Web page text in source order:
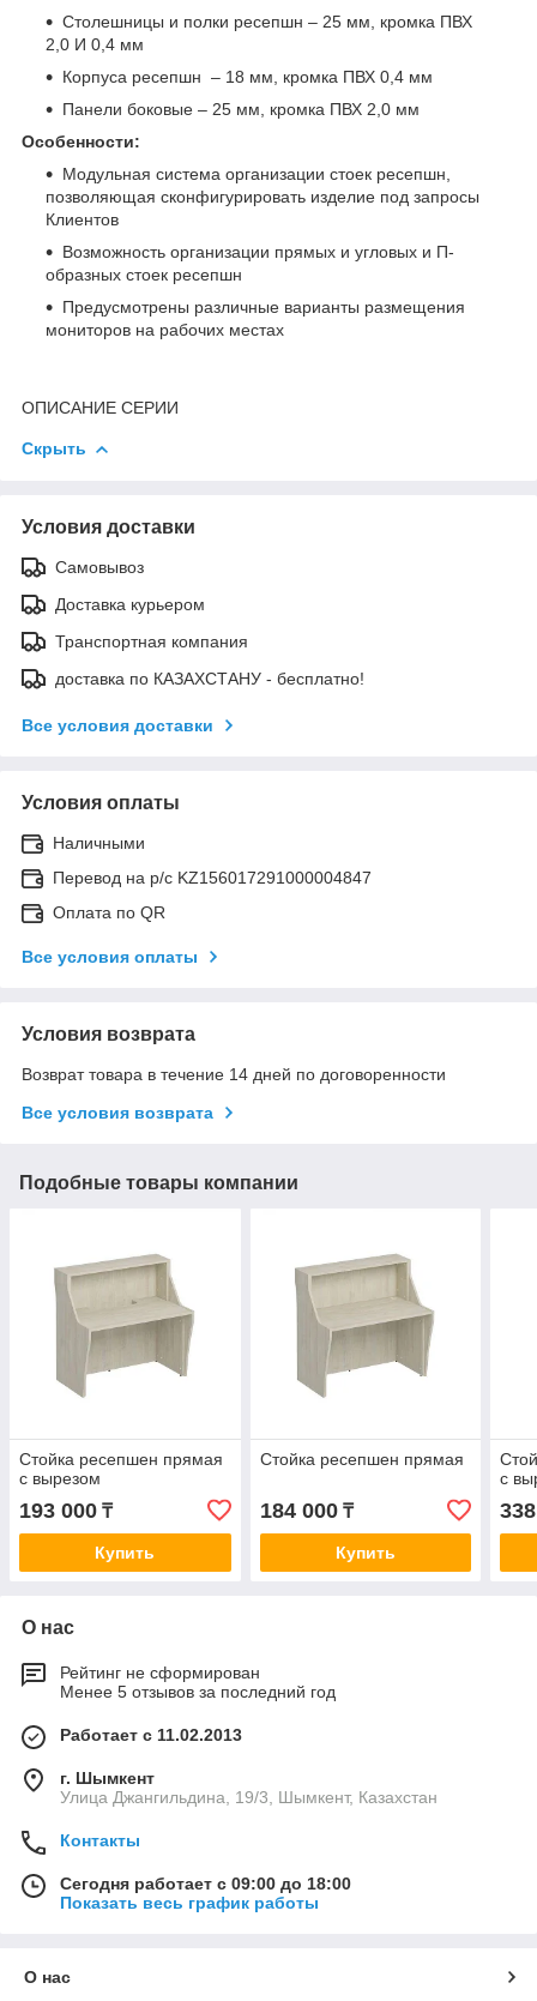
Столешницы и полки ресепшн – 25 мм, кромка ПВХ
2,0 И 0,4 мм
Корпуса ресепшн – 18 мм, кромка ПВХ 0,4 мм
Панели боковые – 25 мм, кромка ПВХ 2,0 мм
Особенности:
Модульная система организации стоек ресепшн,
позволяющая сконфигурировать изделие под запросы
Клиентов
Возможность организации прямых и угловых и П-
образных стоек ресепшн
Предусмотрены различные варианты размещения
мониторов на рабочих местах
ОПИСАНИЕ СЕРИИ
Скрыть
Условия доставки
Самовывоз
Доставка курьером
Транспортная компания
доставка по КАЗАХСТАНУ - бесплатно!
Все условия доставки
Условия оплаты
Наличными
Перевод на р/с KZ156017291000004847
Оплата по QR
Все условия оплаты
Условия возврата
Возврат товара в течение 14 дней по договоренности
Все условия возврата
Подобные товары компании
Стойка ресепшен прямая
с вырезом
193 000 ₸
Купить
Стойка ресепшен прямая
184 000₸
Купить
с
О нас
Рейтинг не сформирован
Менее 5 отзывов за последний год
Работает с 11.02.2013
г. Шымкент
Улица Джангильдина, 19/3, Шымкент, Казахстан
Контакты
Сегодня работает с 09:00 до 18:00
Показать весь график работы
О нас